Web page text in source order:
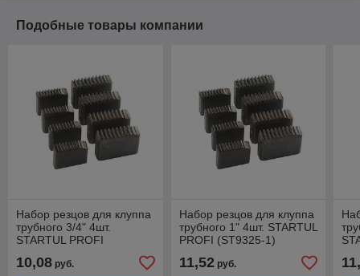
Подобные товары компании
Набор резцов для клуппа
трубного 3/4" 4шт.
STARTUL PROFI
10,08 руб.
Набор резцов для клуппа
трубного 1" 4шт. STARTUL
PROFI (ST9325-1)
11,52руб.